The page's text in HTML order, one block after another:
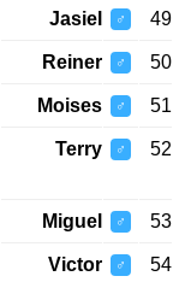
49
♂
Jasiel
50
♂
Reiner
51
♂
Moises
52
♂
Terry
53
♂
Miguel
54
♂
Victor